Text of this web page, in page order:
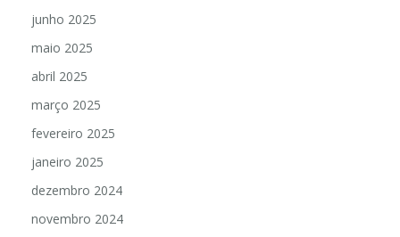
junho 2025
maio 2025
abril 2025
março 2025
fevereiro 2025
janeiro 2025
dezembro 2024
novembro 2024